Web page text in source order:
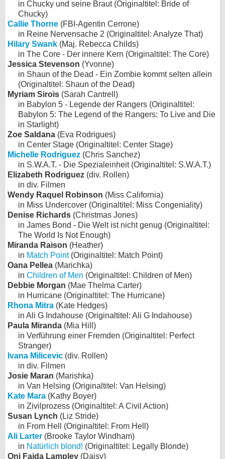
in Chucky und seine Braut (Originaltitel: Bride of
Chucky)
Callie Thorne (FBI-Agentin Cerrone)
in Reine Nervensache 2 (Originaltitel: Analyze That)
Hilary Swank (Maj. Rebecca Childs)
in The Core - Der innere Kern (Originaltitel: The Core)
Jessica Stevenson (Yvonne)
in Shaun of the Dead - Ein Zombie kommt selten allein
(Originaltitel: Shaun of the Dead)
Myriam Sirois (Sarah Cantrell)
in Babylon 5 - Legende der Rangers (Originaltitel:
Babylon 5: The Legend of the Rangers: To Live and Die
in Starlight)
Zoe Saldana (Eva Rodrigues)
in Center Stage (Originaltitel: Center Stage)
Michelle Rodriguez (Chris Sanchez)
in S.W.A.T. - Die Spezialeinheit (Originaltitel: S.W.A.T.)
Elizabeth Rodriguez (div. Rollen)
in div. Filmen
Wendy Raquel Robinson (Miss California)
in Miss Undercover (Originaltitel: Miss Congeniality)
Denise Richards (Christmas Jones)
in James Bond - Die Welt ist nicht genug (Originaltitel:
The World Is Not Enough)
Miranda Raison (Heather)
in Match Point(Originaltitel: Match Point)
Oana Pellea (Marichka)
in Children of Men (Originaltitel: Children of Men)
Debbie Morgan (Mae Thelma Carter)
in Hurricane (Originaltitel: The Hurricane)
Rhona Mitra (Kate Hedges)
in Ali G Indahouse (Originaltitel: Ali G Indahouse)
Paula Miranda (Mia Hill)
in Verführung einer Fremden (Originaltitel: Perfect
Stranger)
Ivana Milicevic (div. Rollen)
in div. Filmen
Josie Maran (Marishka)
in Van Helsing (Originaltitel: Van Helsing)
Kate Mara (Kathy Boyer)
in Zivilprozess (Originaltitel: A Civil Action)
Susan Lynch (Liz Stride)
in From Hell (Originaltitel: From Hell)
Ali Larter (Brooke Taylor Windham)
in Natürlich blond! (Originaltitel: Legally Blonde)
Oni Faida Lampley (Daisy)